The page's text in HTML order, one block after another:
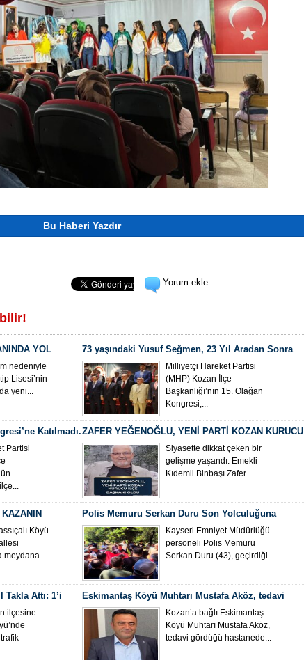
Bu Haberi Yazdır
Yorum ekle
YOL
nedeniyle
Lisesi’nin
yeni...
73 yaşındaki Yusuf Seğmen, 23 Yıl Aradan Sonra
Yeniden MHP Kozan İlçe Başkanı Oldu
Milliyetçi Hareket Partisi
(MHP) Kozan İlçe
Başkanlığı’nın 15. Olağan
Kongresi,...
Katılmadı.
Partisi
ZAFER YEĞENOĞLU, YENİ PARTİ KOZAN KURUCU
İLÇE BAŞKANI OLDUSiyasette dikkat çeken bir
gelişme yaşandı. Emekli
Kıdemli Binbaşı Zafer...
ÇIKTI Köyü
meydana...
Polis Memuru Serkan Duru Son Yolculuğuna
Uğurlandı
Kayseri Emniyet Müdürlüğü
personeli Polis Memuru
Serkan Duru (43), geçirdiği...
Attı: 1’i
ilçesine
Eskimantaş Köyü Muhtarı Mustafa Aköz, tedavi
gördüğü hastanede hayatını kaybetti.
Kozan’a bağlı Eskimantaş
Köyü Muhtarı Mustafa Aköz,
tedavi gördüğü hastanede...